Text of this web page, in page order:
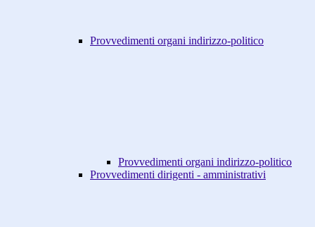
Provvedimenti organi indirizzo-politico
Provvedimenti organi indirizzo-politico
Provvedimenti dirigenti - amministrativi